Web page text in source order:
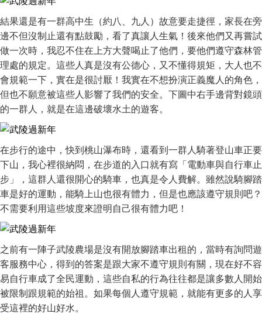
結果還是有一群高中生（約八、九人）故意要走捷徑，家長在旁
邊不但沒制止還有點鼓勵，看了真讓人生氣！後來他們又再嘗試
做一次時，我忍不住在上方大聲喝止了他們，要他們遵守森林管
理處的規定。這些人真是沒有公德心，又不懂得規矩，大人也不
會規範一下，實在是很討厭！我實在不想扮演正義魔人的角色，
但也不願意被這些人影響了我們的安全。下圖中右手邊背對鏡頭
的一群人，就是在這邊破壞水土的遊客。
在步行的途中，快到桃山瀑布時，還看到一群人騎著登山車正要
下山，我心裡很納悶，在步道的入口就有寫「電動車與自行車止
步」，這群人還很開心的騎車，也真是令人費解。雖然說騎腳踏
車是好的運動，能騎上山也很有體力，但是也應該遵守規則吧？
不需要利用這些坡度來證明自己很有體力吧！
之前有一陣子武陵農場是沒有開放腳踏車出租的，當時有詢問遊
客服務中心，得到的答案是跟大家不遵守規則有關，現在好不容
易自行車成了全民運動，這些自私的行為往往都是讓多數人開始
被限制跟規範的始祖。如果每個人遵守規範，就能有更多的人享
受這裡的好山好水。